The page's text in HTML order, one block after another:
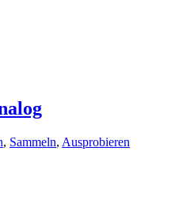
, Sammeln, Ausprobieren